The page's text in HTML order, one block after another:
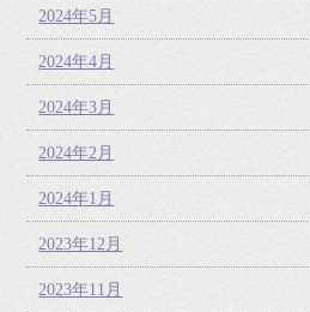
2024年5月
2024年4月
2024年3月
2024年2月
2024年1月
2023年12月
2023年11月